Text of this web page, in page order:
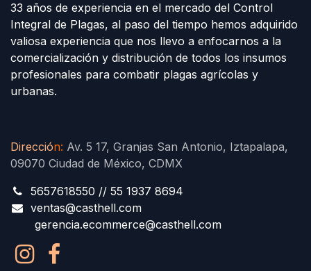
33 años de experiencia en el mercado del Control
Integral de Plagas, al paso del tiempo hemos adquirido
valiosa experiencia que nos llevo a enfocarnos a la
comercialización y distribución de todos los insumos
profesionales para combatir plagas agrícolas y
urbanas.
Dirección: Av. 5 17, Granjas San Antonio, Iztapalapa,
09070 Ciudad de México, CDMX
5657618550 // 55 1937 8694
ventas@casthell.com
gerencia.ecommerce@casthell.com